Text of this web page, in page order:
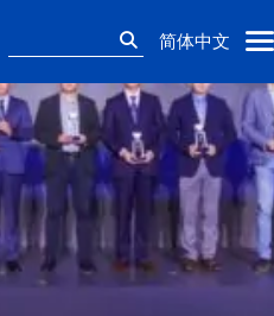
简体中文